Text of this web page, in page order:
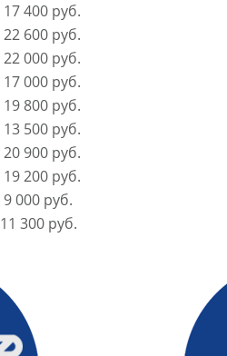
17 400 руб.
22 600 руб.
22 000 руб.
17 000 руб.
19 800 руб.
13 500 руб.
20 900 руб.
19 200 руб.
9 000 руб.
11 300 руб.